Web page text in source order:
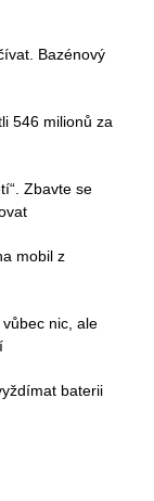
Bazénový
546 milionů za
Zbavte se
mobil z
nic, ale
baterii